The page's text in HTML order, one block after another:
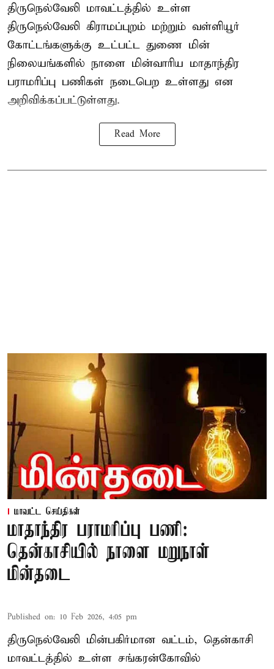
திருநெல்வேலி மாவட்டத்தில் உள்ள
திருநெல்வேலி கிராமப்புறம் மற்றும் வள்ளியூர்
கோட்டங்களுக்கு உட்பட்ட துணை மின்
நிலையங்களில் நாளை மின்வாரிய மாதாந்திர
பராமரிப்பு பணிகள் நடைபெற உள்ளது என
அறிவிக்கப்பட்டுள்ளது.
Read More
மாவட்ட செய்திகள்
மாதாந்திர பராமரிப்பு பணி:
தென்காசியில் நாளை மறுநாள்
மின்தடை
Published on: 10 Feb 2026, 4:05 pm
திருநெல்வேலி மின்பகிர்மான வட்டம், தென்காசி
மாவட்டத்தில் உள்ள சங்கரன்கோவில்